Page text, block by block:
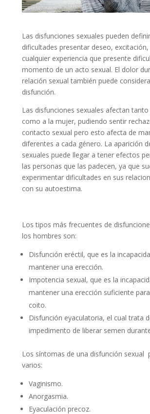
Las disfunciones sexuales pueden
dificultades presentar deseo,
cualquier experiencia que presente
momento de un acto sexual. El dolor
relación sexual también puede
disfunción.
Las disfunciones sexuales afectan
como a la mujer, pudiendo sentir
contacto sexual pero esto afecta de
diferentes a cada género. La aparición
sexuales puede llegar a tener efectos
las personas que las padecen, ya que
experimentar dificultades en sus
con su autoestima.
Los tipos más frecuentes de
los hombres son:
Disfunción eréctil, que es la
mantener una erección.
Impotencia sexual, que es la
mantener una erección suficiente
coito.
Disfunción eyaculatoria, el cual trata
impedimento de liberar semen
Los síntomas de una disfunción sexual
varios:
Vaginismo.
Anorgasmia.
Eyaculación precoz.